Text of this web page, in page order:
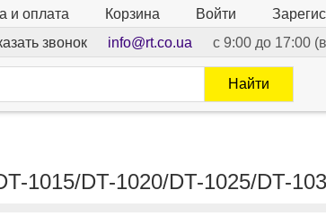
и оплата Корзина Войти
звонок info@rt.co.ua с 9:00 до 17:00
Найти
DT-1020/DT-1025/DT-